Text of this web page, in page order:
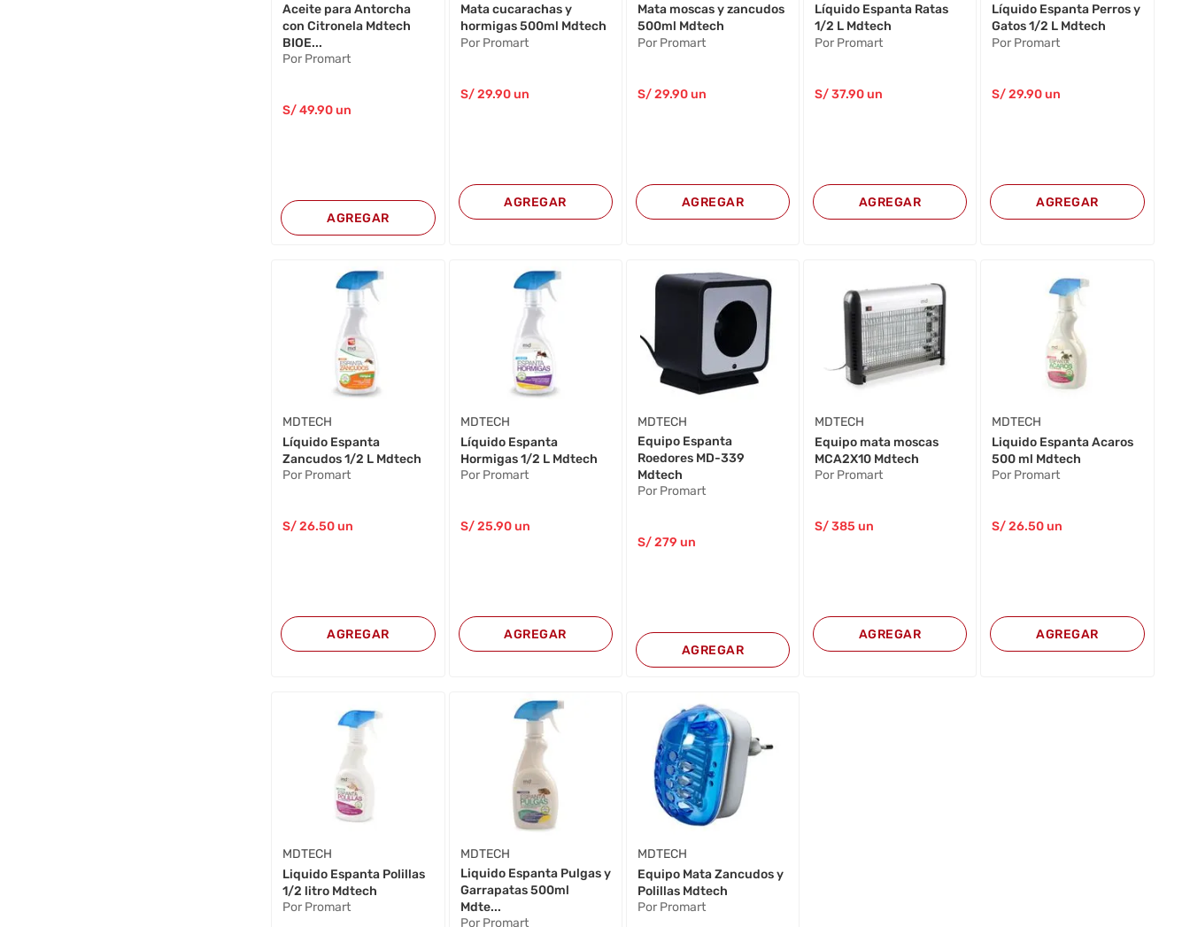
Aceite para Antorcha
con Citronela Mdtech
BIOE...
Por Promart
S/49.90un
AGREGAR
Mata cucarachas y
hormigas 500ml Mdtech
Por Promart
S/29.90 un
AGREGAR
Mata moscas y zancudos
500ml Mdtech
Por Promart
S/29.90un
AGREGAR
Líquido Espanta Ratas
1/2 L Mdtech
Por Promart
S/37.90un
AGREGAR
Líquido Espanta Perros y
Gatos 1/2 L Mdtech
Por Promart
S/29.90un
AGREGAR
MDTECH
Líquido Espanta
Zancudos 1/2 L Mdtech
Por Promart
S/26.50un
AGREGAR
MDTECH
Líquido Espanta
Hormigas 1/2 L Mdtech
Por Promart
S/25.90 un
AGREGAR
MDTECH
Equipo Espanta
Roedores MD-339
Mdtech
Por Promart
S/279 un
AGREGAR
MDTECH
Equipo mata moscas
MCA2X10 Mdtech
Por Promart
S/385 un
AGREGAR
MDTECH
Liquido Espanta Acaros
500 ml Mdtech
Por Promart
S/26.50un
AGREGAR
MDTECH
Liquido Espanta Polillas
1/2 litro Mdtech
Por Promart
MDTECH
Liquido Espanta Pulgas y
Garrapatas 500ml
Mdte...
Por Promart
MDTECH
Equipo Mata Zancudos y
Polillas Mdtech
Por Promart